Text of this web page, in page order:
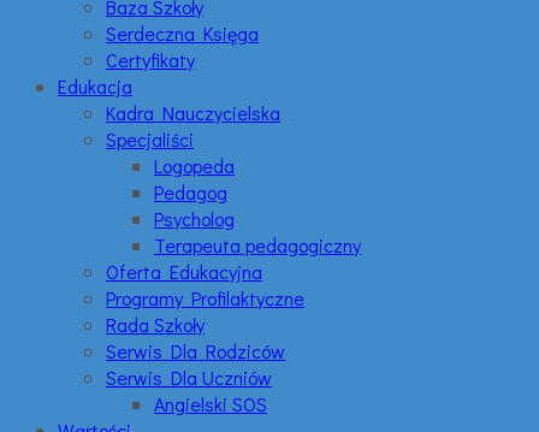
Baza Szkoły
Serdeczna Księga
Certyfikaty
Edukacja
Kadra Nauczycielska
Specjaliści
Logopeda
Pedagog
Psycholog
Terapeuta pedagogiczny
Oferta Edukacyjna
Programy Profilaktyczne
Rada Szkoły
Serwis Dla Rodziców
Serwis Dla Uczniów
Angielski SOS